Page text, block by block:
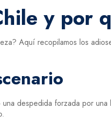
y por
Aquí recopilamos los
despedida forzada por una